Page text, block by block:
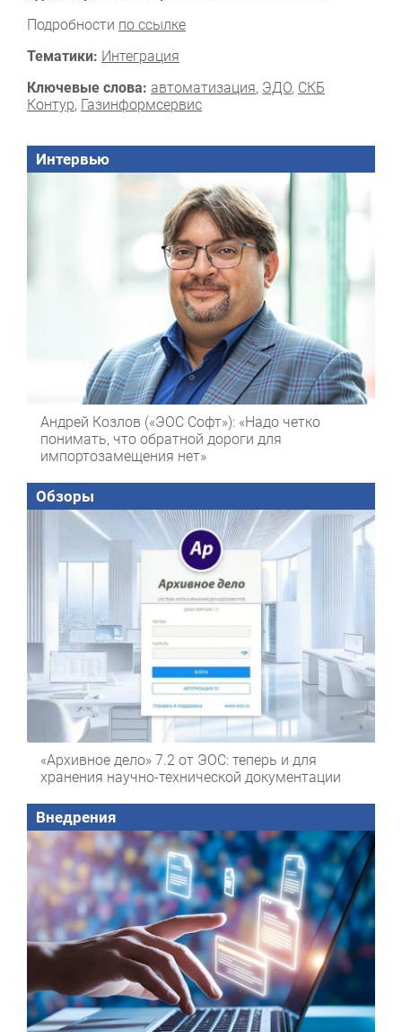
Подробности по ссылке
Тематики: Интеграция
Ключевые слова: автоматизация, ЭДО, СКБ
Контур, Газинформсервис
Интервью
Андрей Козлов («ЭОС Софт»): «Надо четко
понимать, что обратной дороги для
импортозамещения нет»
Обзоры
«Архивное дело» 7.2 от ЭОС: теперь и для
хранения научно-технической документации
Внедрения